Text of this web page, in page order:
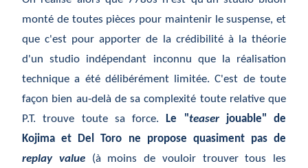
monté de toutes pièces pour maintenir le suspense, et
que c'est pour apporter de la crédibilité à la théorie
d'un studio indépendant inconnu que la réalisation
technique a été délibérément limitée. C'est de toute
façon bien au-delà de sa complexité toute relative que
P.T. trouve toute sa force.
Le "teaserjouable" de
Kojima et Del Toro ne propose quasiment pas de
replay value(à moins de vouloir trouver tous les